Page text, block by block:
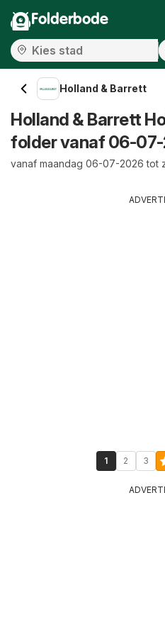
Folderbode
Holland & Barrett
Holland & Barrett
folder vanaf 06-
vanaf maandag 06-07-2026 tot
1 2 3